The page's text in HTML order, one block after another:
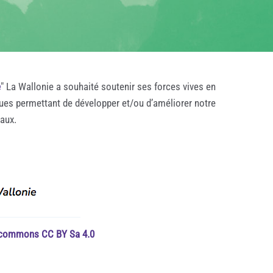
" La Wallonie a souhaité soutenir ses forces vives en
permettant de développer et/ou d’améliorer notre
CC BY Sa 4.0